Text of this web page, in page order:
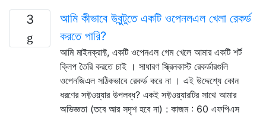
3
আমি কীভাবে উবুন্টুতে একটি ওপেনলএল খেলা রেকর্ড
করতে পারি?
আমি মাইনক্রাফ্ট, একটি ওপেনএল গেম খেলে আমার একটি শর্ট
ক্লিপ তৈরি করতে চাই । সাধারণ স্ক্রিনকাস্ট রেকর্ডারগুলি
ওপেনজিএল সঠিকভাবে রেকর্ড করে না । এই উদ্দেশ্যে কোন
ধরণের সফ্টওয়্যার উপলব্ধ? একই সফ্টওয়্যারটির সাথে আমার
অভিজ্ঞতা (তবে আর সদৃশ হবে না) : কাজম : 60 এফপিএস